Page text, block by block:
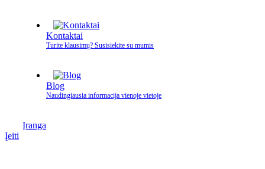
Kontaktai
Turite klausimų? Susisiekite su mumis
Blog
Naudingiausia informacija vienoje vietoje
Įranga
Įeiti